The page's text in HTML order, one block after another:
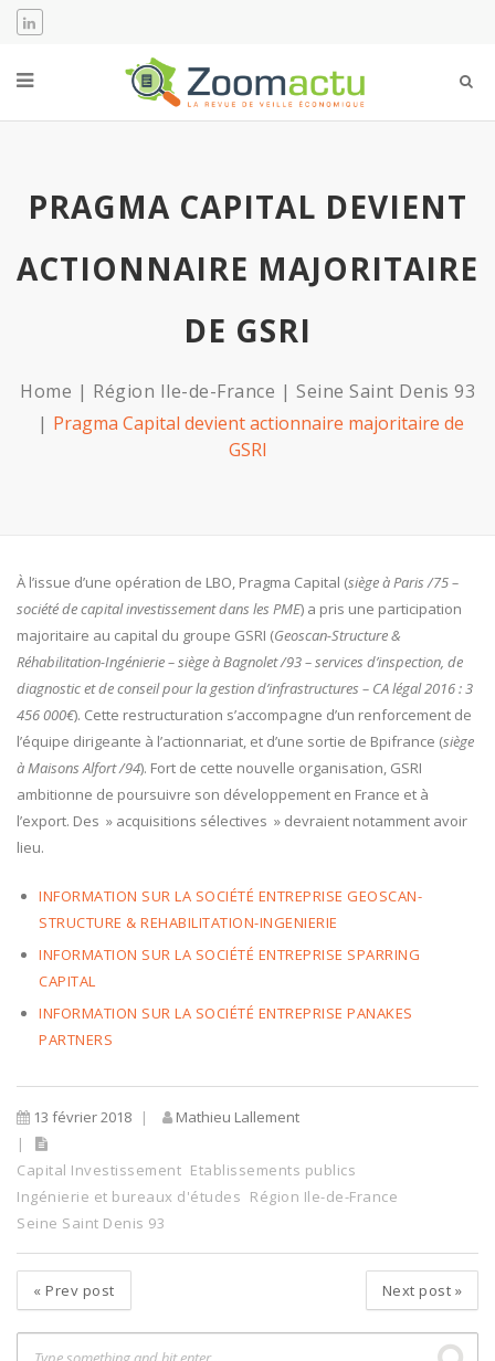
PRAGMA CAPITAL DEVIENT
ACTIONNAIRE MAJORITAIRE
DE GSRI
Home Région Ile-de-France
Seine Saint Denis 93
Pragma Capital devient actionnaire majoritaire de
GSRI
À l’issue d’une opération de LBO, Pragma Capital (siège à Paris /75 –
société de capital investissement dans les PME) a pris une participation
majoritaire au capital du groupe GSRI (Geoscan-Structure &
Réhabilitation-Ingénierie –siège à Bagnolet /93 – services d’inspection, de
diagnostic et de conseil pour la gestion d’infrastructures – CA légal 2016 : 3
456 000€). Cette restructuration s’accompagne d’un renforcement de
l’équipe dirigeante à l’actionnariat, et d’une sortie de Bpifrance (siège
à Maisons Alfort /94). Fort de cette nouvelle organisation, GSRI
ambitionne de poursuivre son développement en France et à
l’export. Des » acquisitions sélectives » devraient notamment avoir
lieu.
INFORMATION SUR LA SOCIÉTÉ ENTREPRISE GEOSCAN-
STRUCTURE & REHABILITATION-INGENIERIE
INFORMATION SUR LA SOCIÉTÉ ENTREPRISE SPARRING
CAPITAL
INFORMATION SUR LA SOCIÉTÉ ENTREPRISE PANAKES
PARTNERS
13 février 2018 Mathieu Lallement
Capital Investissement Etablissements publics
Ingénierie et bureaux d'études Région Ile-de-France
Seine Saint Denis 93
« Prev post Next post »